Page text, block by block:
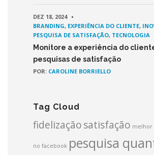
DEZ 18, 2024
BRANDING, EXPERIÊNCIA DO CLIENTE,
PESQUISA DE SATISFAÇÃO, TECNOLOGIA
Monitore a experiência do
pesquisas de satisfação
POR: CAROLINE BORRIELLO
Tag Cloud
fidelizaçãosatisfação melhor
no facebook pesquisa